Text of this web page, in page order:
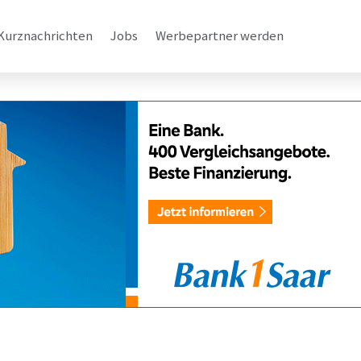
Jobs Werbepartner werden